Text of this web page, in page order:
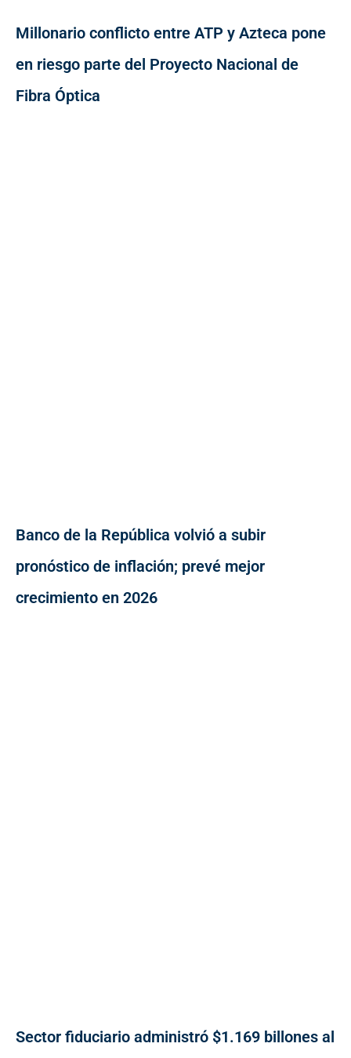
Millonario conflicto entre ATP y Azteca pone
en riesgo parte del Proyecto Nacional de
Fibra Óptica
Banco de la República volvió a subir
pronóstico de inflación; prevé mejor
crecimiento en 2026
Sector fiduciario administró $1.169 billones al